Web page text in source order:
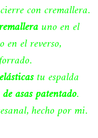
con cremallera.
uno en el
el reverso,
tu espalda
asas patentado.
hecho por mi.